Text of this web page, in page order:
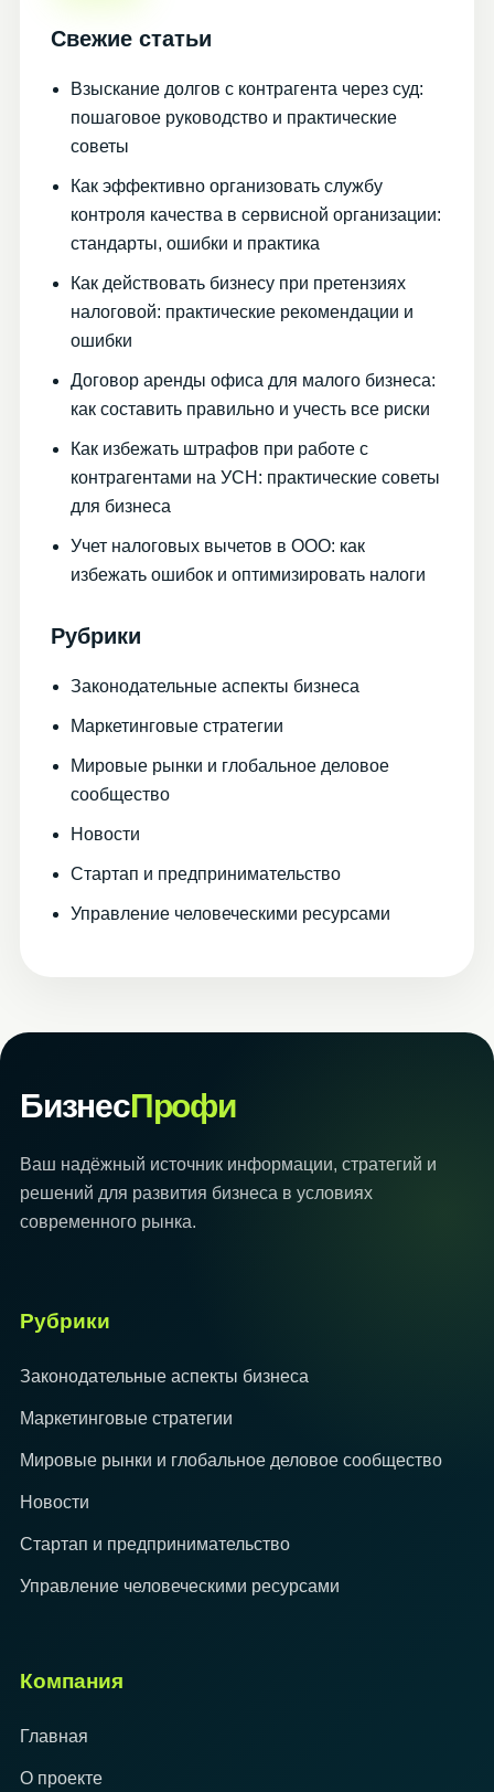
Свежие статьи
Взыскание долгов с контрагента через суд:
пошаговое руководство и практические
советы
Как эффективно организовать службу
контроля качества в сервисной организации:
стандарты, ошибки и практика
Как действовать бизнесу при претензиях
налоговой: практические рекомендации и
ошибки
Договор аренды офиса для малого бизнеса:
как составить правильно и учесть все риски
Как избежать штрафов при работе с
контрагентами на УСН: практические советы
для бизнеса
Учет налоговых вычетов в ООО: как
избежать ошибок и оптимизировать налоги
Рубрики
Законодательные аспекты бизнеса
Маркетинговые стратегии
Мировые рынки и глобальное деловое
сообщество
Новости
Стартап и предпринимательство
Управление человеческими ресурсами
БизнесПрофи
Ваш надёжный источник информации, стратегий и
решений для развития бизнеса в условиях
современного рынка.
Рубрики
Законодательные аспекты бизнеса
Маркетинговые стратегии
Мировые рынки и глобальное деловое сообщество
Новости
Стартап и предпринимательство
Управление человеческими ресурсами
Компания
Главная
О проекте